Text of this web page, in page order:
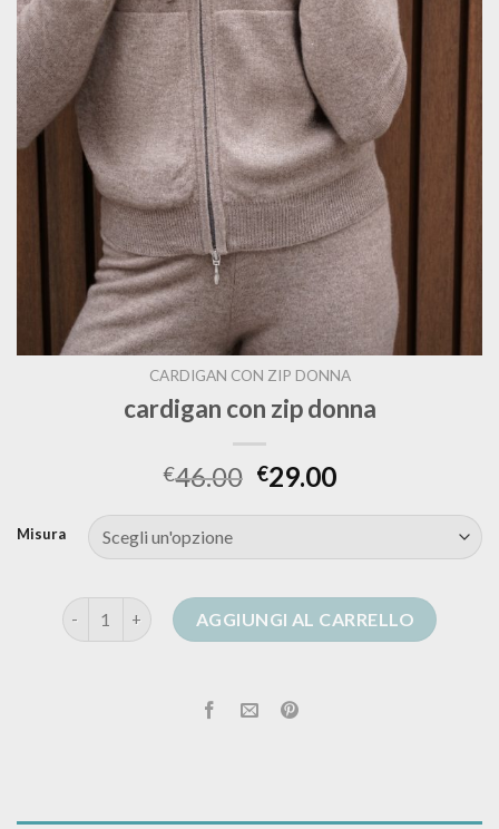
CARDIGAN CON ZIP DONNA
cardigan con zip donna
€46.00 €29.00
Misura
cardigan con zip donna quantitàAGGIUNGI AL CARRELLO